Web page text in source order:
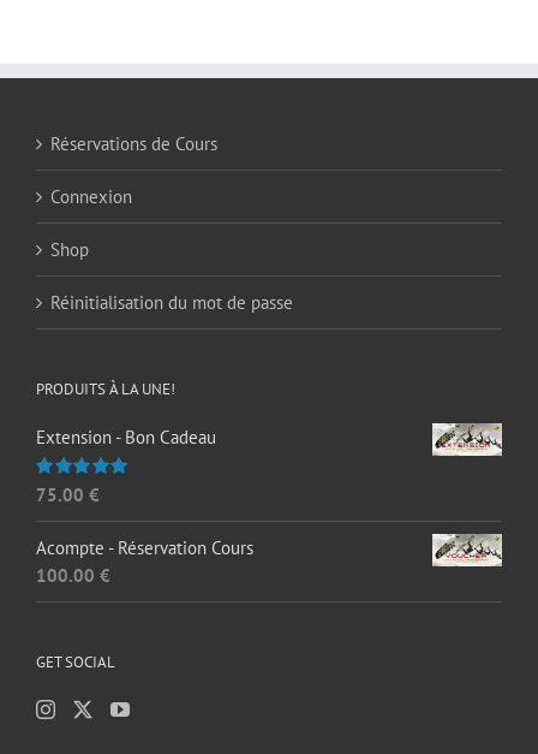
Réservations de Cours
Connexion
Shop
Réinitialisation du mot de passe
PRODUITS À LA UNE!
Extension - Bon Cadeau
Note5.00
75.00 €
Acompte - Réservation Cours
100.00 €
GET SOCIAL